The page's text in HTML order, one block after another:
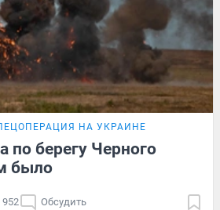
НА УКРАИНЕ
по берегу Черного
было
952 Обсудить